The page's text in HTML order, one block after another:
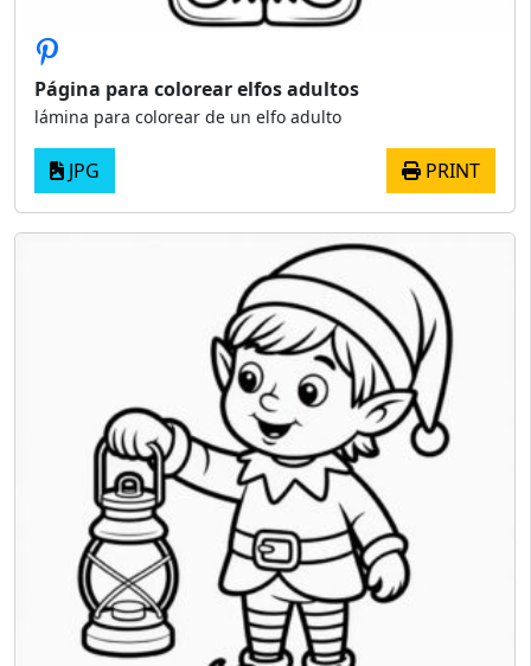
Página para colorear elfos adultos
lámina para colorear de un elfo adulto
JPG PRINT